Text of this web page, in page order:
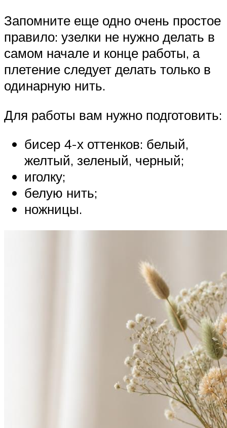
Запомните еще одно очень простое
правило: узелки не нужно делать в
самом начале и конце работы, а
плетение следует делать только в
одинарную нить.
Для работы вам нужно подготовить:
бисер 4-х оттенков: белый,
желтый, зеленый, черный;
иголку;
белую нить;
ножницы.